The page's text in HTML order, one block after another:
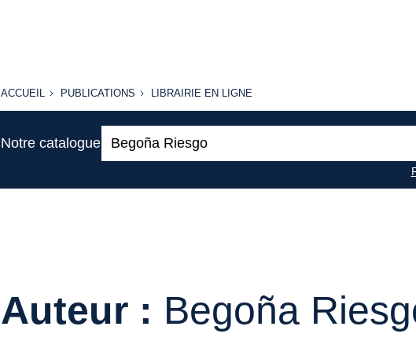
ACCUEIL
ACCUEIL PUBLICATIONS
PUBLICATIONS
LIBRAIRIE
LIBRAIRIE EN LIGNE
Notre catalogue:
Auteur : Begoña